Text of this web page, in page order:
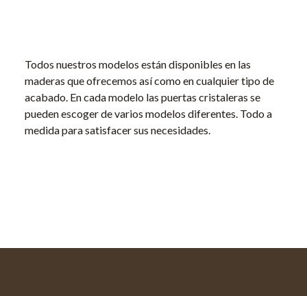
Todos nuestros modelos están disponibles en las
maderas que ofrecemos así como en cualquier tipo de
acabado. En cada modelo las puertas cristaleras se
pueden escoger de varios modelos diferentes. Todo a
medida para satisfacer sus necesidades.